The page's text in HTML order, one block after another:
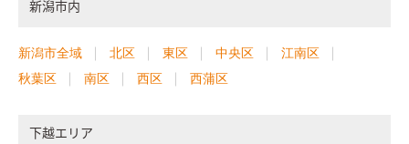
新潟市内
新潟市全域 北区 東区 中央区
江南区
秋葉区
南区 西区 西蒲区
下越エリア